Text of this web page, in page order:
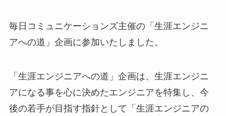
毎日コミュニケーションズ主催の「生涯エンジニ
アへの道」企画に参加いたしました。
「生涯エンジニアへの道」企画は、生涯エンジニ
アになる事を心に決めたエンジニアを特集し、今
後の若手が目指す指針として「生涯エンジニアの